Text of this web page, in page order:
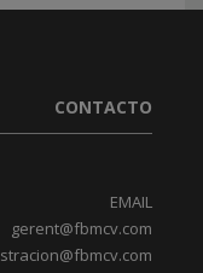
CONTACTO
EMAIL
gerent@fbmcv.com